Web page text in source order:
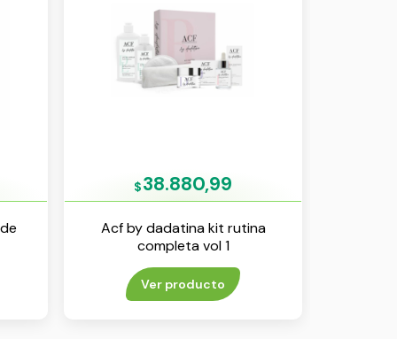
$38.880,99
Acf by dadatina kit rutina
completa vol 1
Ver producto